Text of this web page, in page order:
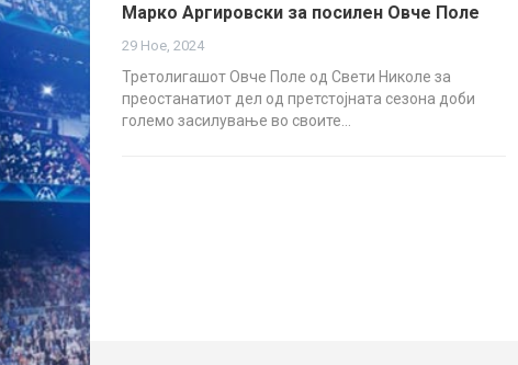
Марко Аргировски за посилен Овче Поле
29 Ное, 2024
Третолигашот Овче Поле од Свети Николе за
преостанатиот дел од претстојната сезона доби
големо засилување во своите…